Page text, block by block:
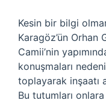
Kesin bir bilgi
Karagöz’ün Orhan
Camii’nin
konuşmaları
toplayarak inşaatı
Bu tutumları